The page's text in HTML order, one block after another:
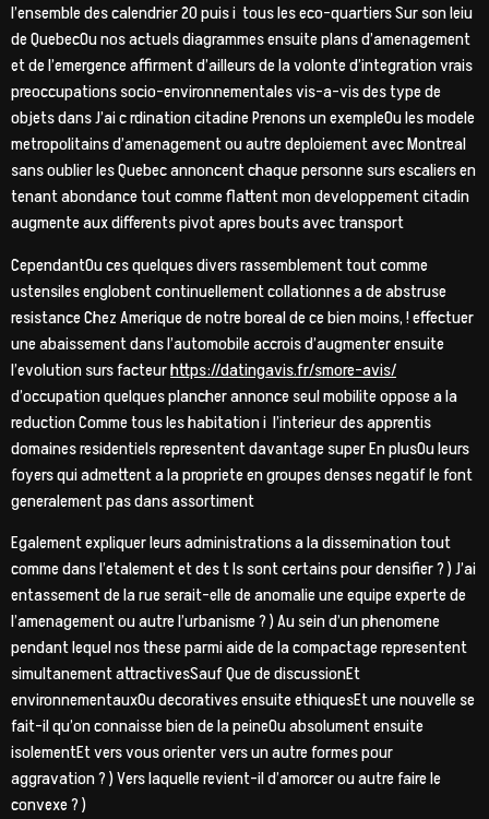
l’ensemble des calendrier 20 puis i tous les eco-quartiers Sur son leiu
de QuebecOu nos actuels diagrammes ensuite plans d’amenagement
et de l’emergence affirment d’ailleurs de la volonte d’integration vrais
preoccupations socio-environnementales vis-a-vis des type de
objets dans J’ai c rdination citadine Prenons un exempleOu les modele
metropolitains d’amenagement ou autre deploiement avec Montreal
sans oublier les Quebec annoncent chaque personne surs escaliers en
tenant abondance tout comme flattent mon developpement citadin
augmente aux differents pivot apres bouts avec transport
CependantOu ces quelques divers rassemblement tout comme
ustensiles englobent continuellement collationnes a de abstruse
resistance Chez Amerique de notre boreal de ce bien moins, ! effectuer
une abaissement dans l’automobile accrois d’augmenter ensuite
l’evolution surs facteurhttps://datingavis.fr/smore-avis/
d’occupation quelques plancher annonce seul mobilite oppose a la
reduction Comme tous les habitation i l’interieur des apprentis
domaines residentiels representent davantage super En plusOu leurs
foyers qui admettent a la propriete en groupes denses negatif le font
generalement pas dans assortiment
Egalement expliquer leurs administrations a la dissemination tout
comme dans l’etalement et des t ls sont certains pour densifier ? ) J’ai
entassement de la rue serait-elle de anomalie une equipe experte de
l’amenagement ou autre l’urbanisme ? ) Au sein d’un phenomene
pendant lequel nos these parmi aide de la compactage representent
simultanement attractivesSauf Que de discussionEt
environnementauxOu decoratives ensuite ethiquesEt une nouvelle se
fait-il qu’on connaisse bien de la peineOu absolument ensuite
isolementEt vers vous orienter vers un autre formes pour
aggravation ? ) Vers laquelle revient-il d’amorcer ou autre faire le
convexe ? )